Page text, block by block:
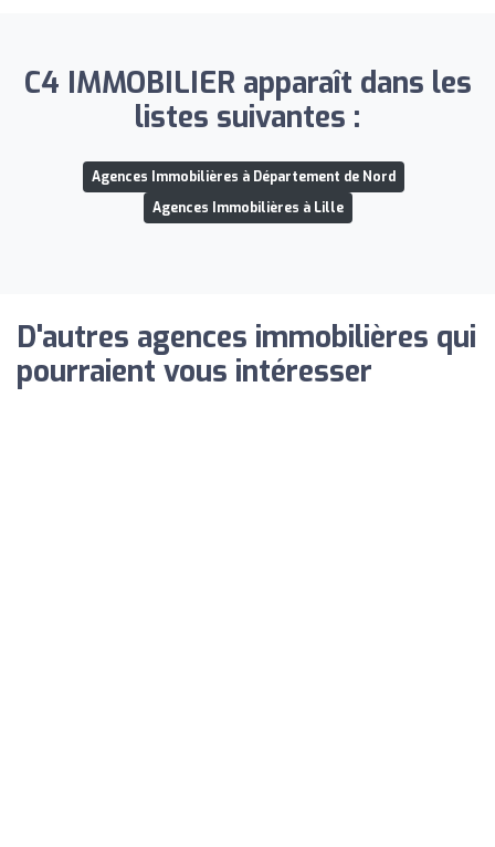
C4 IMMOBILIER apparaît dans les
listes suivantes :
Agences Immobilières à Département de Nord
Agences Immobilières à Lille
D'autres agences immobilières qui
pourraient vous intéresser